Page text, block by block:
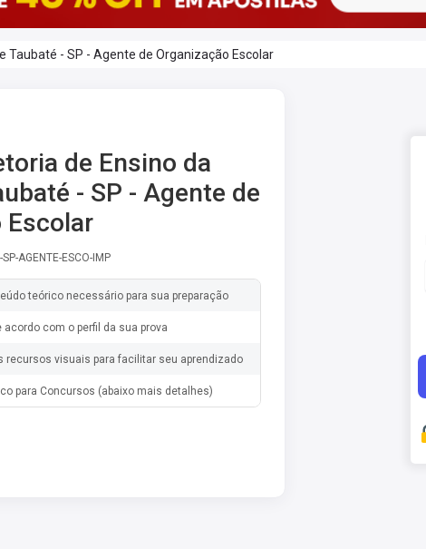
Taubaté - SP - Agente de Organização Escolar
de Ensino da
- SP - Agente de
Escolar
AGENTE-ESCO-IMP
teórico necessário para sua preparação
com o perfil da sua prova
recursos visuais para facilitar seu aprendizado
para Concursos (abaixo mais detalhes)